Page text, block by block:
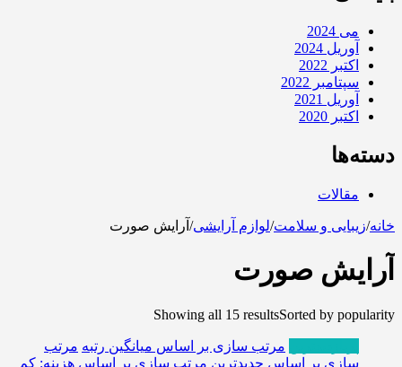
می 2024
آوریل 2024
اکتبر 2022
سپتامبر 2022
آوریل 2021
اکتبر 2020
دسته‌ها
مقالات
خانه/زیبایی و سلامت/لوازم آرایشی/ آرایش صورت
آرایش صورت
Showing all 15 resultsSorted by popularity
مرتب سازی بر اساس میانگین رتبه مرتب
سازی بر اساس جدیدترین مرتب سازی بر اساس هزینه: کم